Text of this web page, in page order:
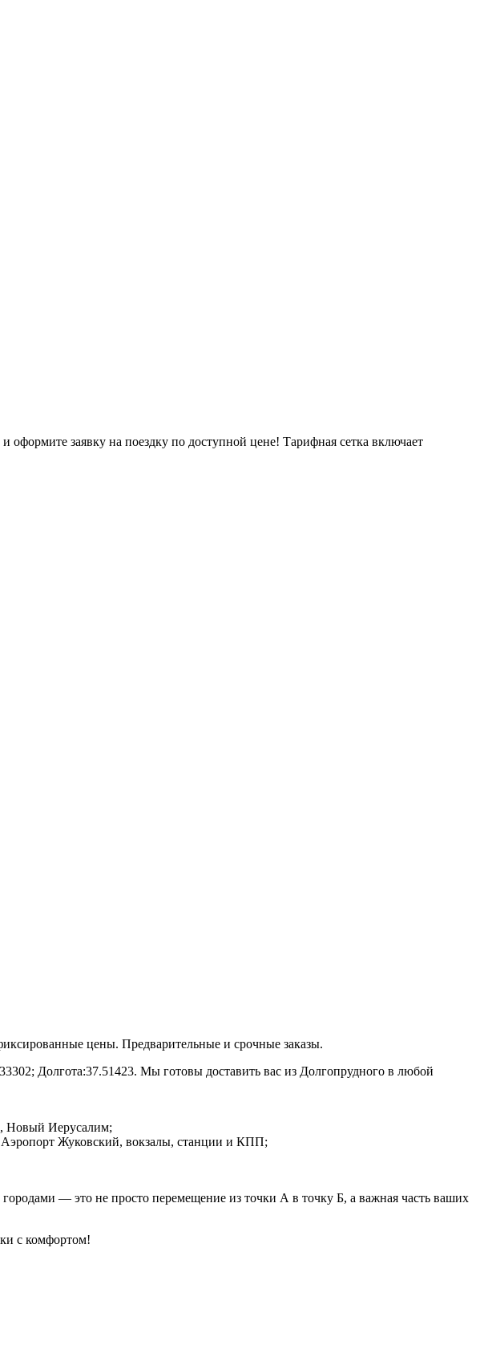
заявку на поездку по доступной цене! Тарифная сетка включает
цены. Предварительные и срочные заказы.
Долгота:37.51423. Мы готовы доставить вас из Долгопрудного в любой
Новый Иерусалим;
Жуковский, вокзалы, станции и КПП;
— это не просто перемещение из точки А в точку Б, а важная часть ваших
с комфортом!